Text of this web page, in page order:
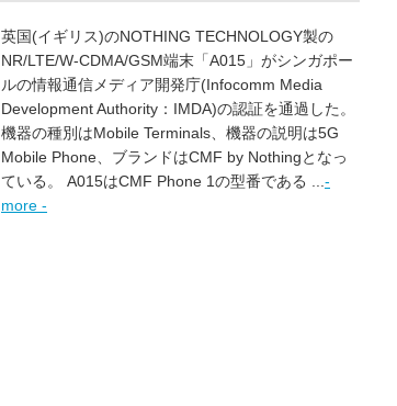
英国(イギリス)のNOTHING TECHNOLOGY製の
NR/LTE/W-CDMA/GSM端末「A015」がシンガポー
ルの情報通信メディア開発庁(Infocomm Media
Development Authority：IMDA)の認証を通過した。
機器の種別はMobile Terminals、機器の説明は5G
Mobile Phone、ブランドはCMF by Nothingとなっ
ている。 A015はCMF Phone 1の型番である ... -
more -